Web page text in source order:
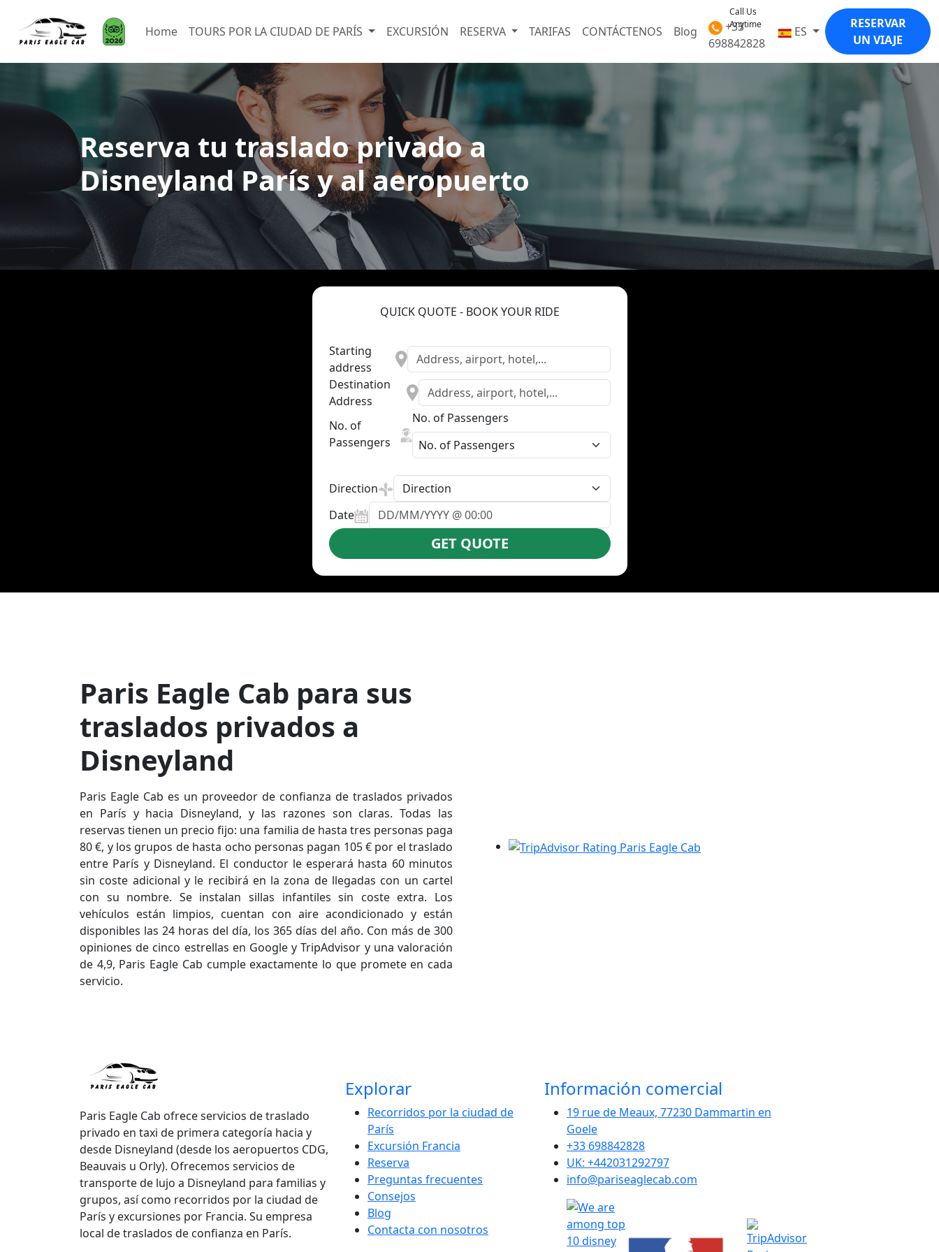
Home TOURS POR LA CIUDAD DE PARÍS EXCURSIÓN RESERVA TARIFAS CONTÁCTENOS Blog
Call Us
Anytime
+33
698842828
ES
RESERVAR
UN VIAJE
Reserva tu traslado privado a
Disneyland París y al aeropuerto
QUICK QUOTE - BOOK YOUR RIDE
Starting
address
Destination
Address
No. of
Passengers
No. of Passengers
Direction Select Trip Direction
Date
GET QUOTE
Paris Eagle Cab para sus
traslados privados a
Disneyland
Paris Eagle Cab es un proveedor de confianza de traslados privados
en París y hacia Disneyland, y las razones son claras. Todas las
reservas tienen un precio fijo: una familia de hasta tres personas paga
80 €, y los grupos de hasta ocho personas pagan 105 € por el traslado
entre París y Disneyland. El conductor le esperará hasta 60 minutos
sin coste adicional y le recibirá en la zona de llegadas con un cartel
con su nombre. Se instalan sillas infantiles sin coste extra. Los
vehículos están limpios, cuentan con aire acondicionado y están
disponibles las 24 horas del día, los 365 días del año. Con más de 300
opiniones de cinco estrellas en Google y TripAdvisor y una valoración
de 4,9, Paris Eagle Cab cumple exactamente lo que promete en cada
servicio.
Paris Eagle Cab ofrece servicios de traslado
privado en taxi de primera categoría hacia y
desde Disneyland (desde los aeropuertos CDG,
Beauvais u Orly). Ofrecemos servicios de
transporte de lujo a Disneyland para familias y
grupos, así como recorridos por la ciudad de
París y excursiones por Francia. Su empresa
local de traslados de confianza en París.
Explorar
Recorridos por la ciudad de
París
Excursión Francia
Reserva
Preguntas frecuentes
Consejos
Blog
Contacta con nosotros
Información comercial
19 rue de Meaux, 77230 Dammartin en
Goele
+33 698842828
UK: +442031292797
info@pariseaglecab.com